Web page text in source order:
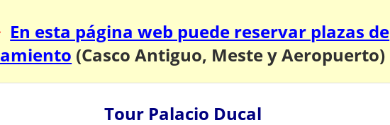
En esta página web puede reservar plazas de
(Casco Antiguo, Meste y Aeropuerto)
Tour Palacio Ducal